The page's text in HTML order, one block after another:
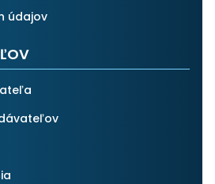
údajov